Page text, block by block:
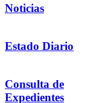
Noticias
Estado Diario
Consulta de
Expedientes